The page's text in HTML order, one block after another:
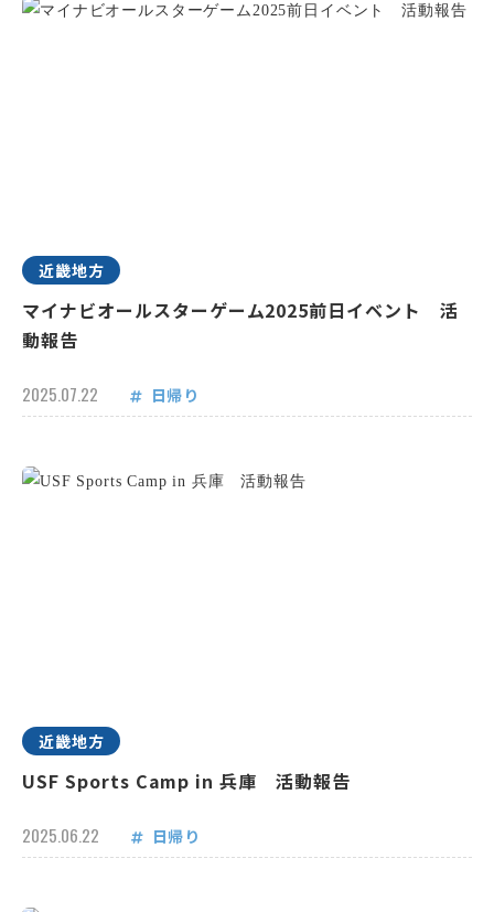
近畿地方
マイナビオールスターゲーム2025前日イベント 活
動報告
2025.07.22 日帰り
近畿地方
USF Sports Camp in 兵庫 活動報告
2025.06.22 日帰り